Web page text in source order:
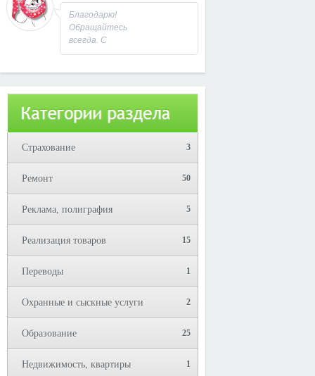
спасибо!
22.09.2023 - 09:19
Благодарю!
Обращайтесь
всегда. С
Уважением,
Страхование 3
Ремонт 50
Реклама, полиграфия 5
Реализация товаров 15
Переводы 1
Охранные и сыскные услуги 2
Образование 25
Недвижимость, квартиры 1